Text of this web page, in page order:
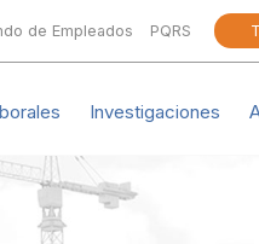
de Empleados PQRS
Investigaciones